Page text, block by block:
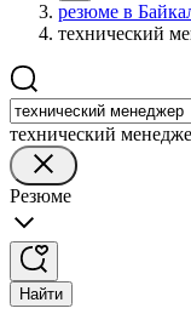
резюме в
технический
технический
Резюме
Найти